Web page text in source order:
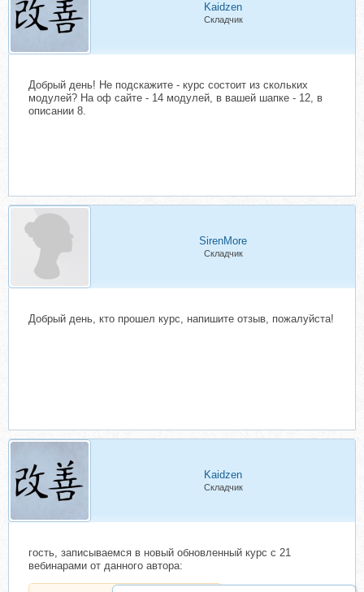
Kaidzen
Складчик
Добрый день! Не подскажите - курс состоит из скольких
модулей? На оф сайте - 14 модулей, в вашей шапке - 12, в
описании 8.
SirenMore
Складчик
Добрый день, кто прошел курс, напишите отзыв, пожалуйста!
Kaidzen
Складчик
гость, записываемся в новый обновленный курс с 21
вебинарами от данного автора: